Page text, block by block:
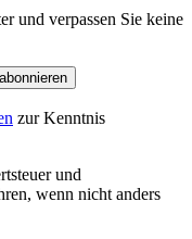
und verpassen Sie keine
zur Kenntnis
und
wenn nicht anders